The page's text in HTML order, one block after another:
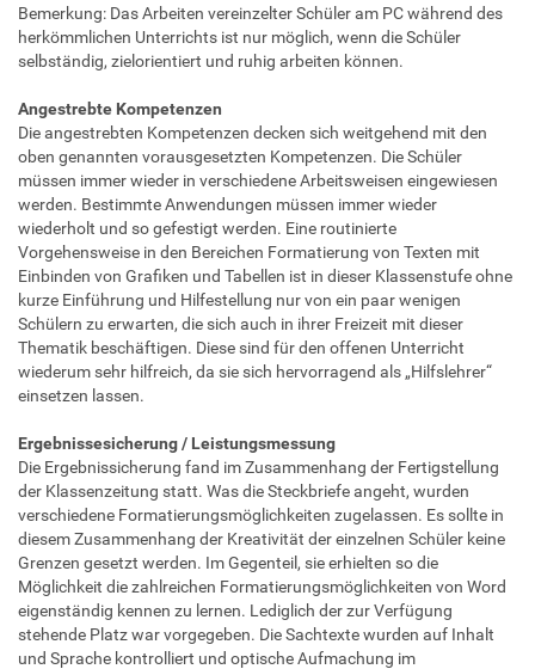
Bemerkung: Das Arbeiten vereinzelter Schüler am PC während des
herkömmlichen Unterrichts ist nur möglich, wenn die Schüler
selbständig, zielorientiert und ruhig arbeiten können.
Angestrebte Kompetenzen
Die angestrebten Kompetenzen decken sich weitgehend mit den
oben genannten vorausgesetzten Kompetenzen. Die Schüler
müssen immer wieder in verschiedene Arbeitsweisen eingewiesen
werden. Bestimmte Anwendungen müssen immer wieder
wiederholt und so gefestigt werden. Eine routinierte
Vorgehensweise in den Bereichen Formatierung von Texten mit
Einbinden von Grafiken und Tabellen ist in dieser Klassenstufe ohne
kurze Einführung und Hilfestellung nur von ein paar wenigen
Schülern zu erwarten, die sich auch in ihrer Freizeit mit dieser
Thematik beschäftigen. Diese sind für den offenen Unterricht
wiederum sehr hilfreich, da sie sich hervorragend als „Hilfslehrer“
einsetzen lassen.
Ergebnissesicherung / Leistungsmessung
Die Ergebnissicherung fand im Zusammenhang der Fertigstellung
der Klassenzeitung statt. Was die Steckbriefe angeht, wurden
verschiedene Formatierungsmöglichkeiten zugelassen. Es sollte in
diesem Zusammenhang der Kreativität der einzelnen Schüler keine
Grenzen gesetzt werden. Im Gegenteil, sie erhielten so die
Möglichkeit die zahlreichen Formatierungsmöglichkeiten von Word
eigenständig kennen zu lernen. Lediglich der zur Verfügung
stehende Platz war vorgegeben. Die Sachtexte wurden auf Inhalt
und Sprache kontrolliert und optische Aufmachung im